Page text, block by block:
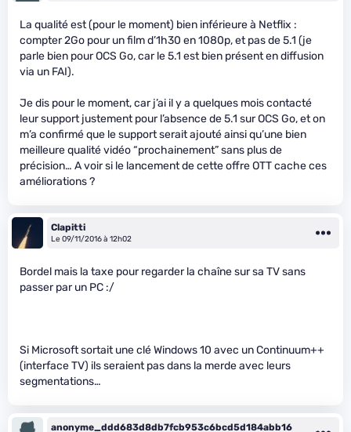
La qualité est (pour le moment) bien inférieure à Netflix :
compter 2Go pour un film d’1h30 en 1080p, et pas de 5.1 (je
parle bien pour OCS Go, car le 5.1 est bien présent en diffusion
via un FAI).
Je dis pour le moment, car j’ai il y a quelques mois contacté
leur support justement pour l’absence de 5.1 sur OCS Go, et on
m’a confirmé que le support serait ajouté ainsi qu’une bien
meilleure qualité vidéo “prochainement” sans plus de
précision… A voir si le lancement de cette offre OTT cache ces
améliorations ?
Clapitti
Le 09/11/2016 à 12h02
Bordel mais la taxe pour regarder la chaîne sur sa TV sans
passer par un PC :/
Si Microsoft sortait une clé Windows 10 avec un Continuum++
(interface TV) ils seraient pas dans la merde avec leurs
segmentations…
anonyme_ddd683d8db7fcb953c6bcd5d184abb16